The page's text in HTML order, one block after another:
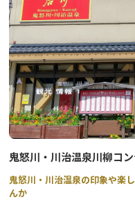
鬼怒川・川治温泉川柳コ
鬼怒川・川治温泉の印象や楽
んか